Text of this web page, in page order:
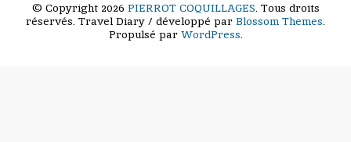
© Copyright 2026 PIERROT COQUILLAGES. Tous droits
réservés. Travel Diary / développé par Blossom Themes.
Propulsé par WordPress.